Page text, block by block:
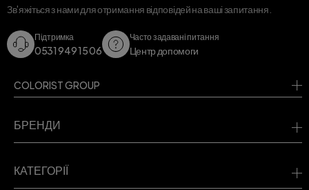
Зв'яжіться з нами для отримання відповідей на ваші запитання.
Підтримка
0531 949 15 06
Часто задавані питання
Центр допомоги
COLORIST GROUP
БРЕНДИ
КАТЕГОРІЇ